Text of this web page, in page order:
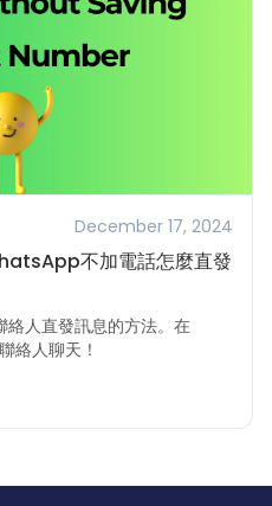
December 17, 2024
不加電話怎麼直發
絡人直發訊息的方法。在
絡人聊天！